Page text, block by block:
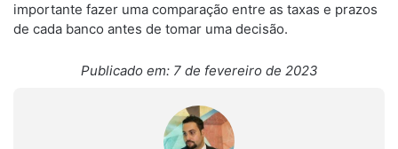
importante fazer uma comparação entre as taxas e prazos
de cada banco antes de tomar uma decisão.
Publicado em: 7 de fevereiro de 2023